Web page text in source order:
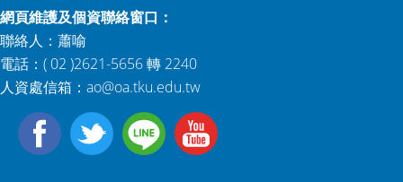
網頁維護及個資聯絡窗口：
聯絡人：蕭喻
電話：( 02 )2621-5656 轉 2240
人資處信箱： ao@oa.tku.edu.tw